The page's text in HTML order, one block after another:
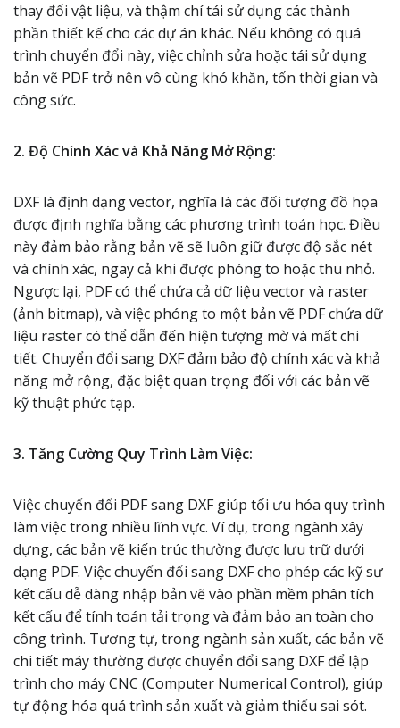
thay đổi vật liệu, và thậm chí tái sử dụng các thành
phần thiết kế cho các dự án khác. Nếu không có quá
trình chuyển đổi này, việc chỉnh sửa hoặc tái sử dụng
bản vẽ PDF trở nên vô cùng khó khăn, tốn thời gian và
công sức.
2. Độ Chính Xác và Khả Năng Mở Rộng:
DXF là định dạng vector, nghĩa là các đối tượng đồ họa
được định nghĩa bằng các phương trình toán học. Điều
này đảm bảo rằng bản vẽ sẽ luôn giữ được độ sắc nét
và chính xác, ngay cả khi được phóng to hoặc thu nhỏ.
Ngược lại, PDF có thể chứa cả dữ liệu vector và raster
(ảnh bitmap), và việc phóng to một bản vẽ PDF chứa dữ
liệu raster có thể dẫn đến hiện tượng mờ và mất chi
tiết. Chuyển đổi sang DXF đảm bảo độ chính xác và khả
năng mở rộng, đặc biệt quan trọng đối với các bản vẽ
kỹ thuật phức tạp.
3. Tăng Cường Quy Trình Làm Việc:
Việc chuyển đổi PDF sang DXF giúp tối ưu hóa quy trình
làm việc trong nhiều lĩnh vực. Ví dụ, trong ngành xây
dựng, các bản vẽ kiến trúc thường được lưu trữ dưới
dạng PDF. Việc chuyển đổi sang DXF cho phép các kỹ sư
kết cấu dễ dàng nhập bản vẽ vào phần mềm phân tích
kết cấu để tính toán tải trọng và đảm bảo an toàn cho
công trình. Tương tự, trong ngành sản xuất, các bản vẽ
chi tiết máy thường được chuyển đổi sang DXF để lập
trình cho máy CNC (Computer Numerical Control), giúp
tự động hóa quá trình sản xuất và giảm thiểu sai sót.